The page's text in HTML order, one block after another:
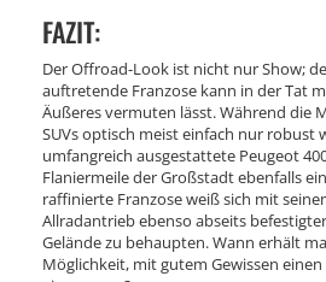
FAZIT:
Der Offroad-Look ist nicht nur Show;
auftretende Franzose kann in der Tat
Äußeres vermuten lässt. Während die
SUVs optisch meist einfach nur robust
umfangreich ausgestattete Peugeot
Flaniermeile der Großstadt ebenfalls
raffinierte Franzose weiß sich mit
Allradantrieb ebenso abseits
Gelände zu behaupten. Wann erhält
Möglichkeit, mit gutem Gewissen einen